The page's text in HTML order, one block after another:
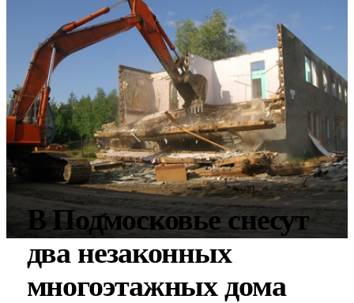
В Подмосковье снесут
два незаконных
многоэтажных дома